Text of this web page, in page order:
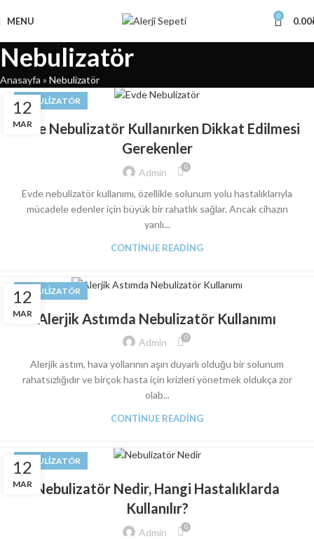
MENU 0 0.00
Nebulizatör
Anasayfa » Nebulizatör
12
MAR
NEBULIZATÖR
Evde Nebulizatör Kullanırken Dikkat Edilmesi
Gerekenler
Admin 0
Evde nebulizatör kullanımı, özellikle solunum yolu hastalıklarıyla
mücadele edenler için büyük bir rahatlık sağlar. Ancak cihazın
yanlı...
CONTINUE READING
12
MAR
NEBULIZATÖR
Alerjik Astımda Nebulizatör Kullanımı
Admin 0
Alerjik astım, hava yollarının aşırı duyarlı olduğu bir solunum
rahatsızlığıdır ve birçok hasta için krizleri yönetmek oldukça zor
olab...
CONTINUE READING
12
MAR
NEBULIZATÖR
Nebulizatör Nedir, Hangi Hastalıklarda
Kullanılır?
Admin 0